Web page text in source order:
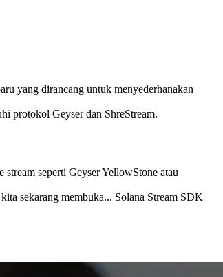
yang dirancang untuk menyederhanakan
protokol Geyser dan ShreStream.
seperti Geyser YellowStone atau
sekarang membuka... Solana Stream SDK